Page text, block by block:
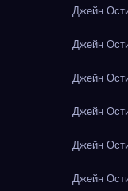
Джейн
Джейн
Джейн
Джейн
Джейн
Джейн